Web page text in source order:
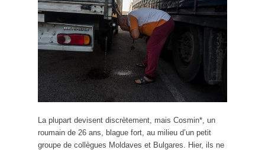
La plupart devisent discrètement, mais Cosmin*, un
roumain de 26 ans, blague fort, au milieu d’un petit
groupe de collègues Moldaves et Bulgares. Hier, ils ne